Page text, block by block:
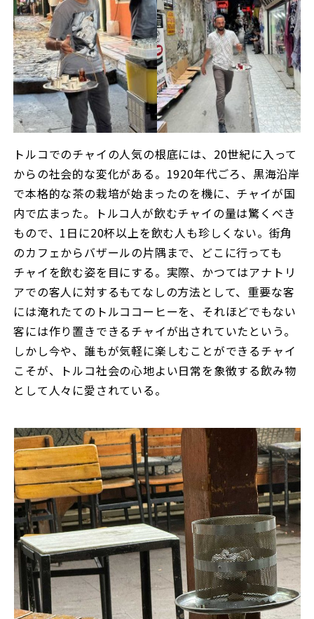
トルコでのチャイの人気の根底には、20世紀に入って
からの社会的な変化がある。1920年代ごろ、黒海沿岸
で本格的な茶の栽培が始まったのを機に、チャイが国
内で広まった。トルコ人が飲むチャイの量は驚くべき
もので、1日に20杯以上を飲む人も珍しくない。街角
のカフェからバザールの片隅まで、どこに行っても
チャイを飲む姿を目にする。実際、かつてはアナトリ
アでの客人に対するもてなしの方法として、重要な客
には淹れたてのトルココーヒーを、それほどでもない
客には作り置きできるチャイが出されていたという。
しかし今や、誰もが気軽に楽しむことができるチャイ
こそが、トルコ社会の心地よい日常を象徴する飲み物
として人々に愛されている。